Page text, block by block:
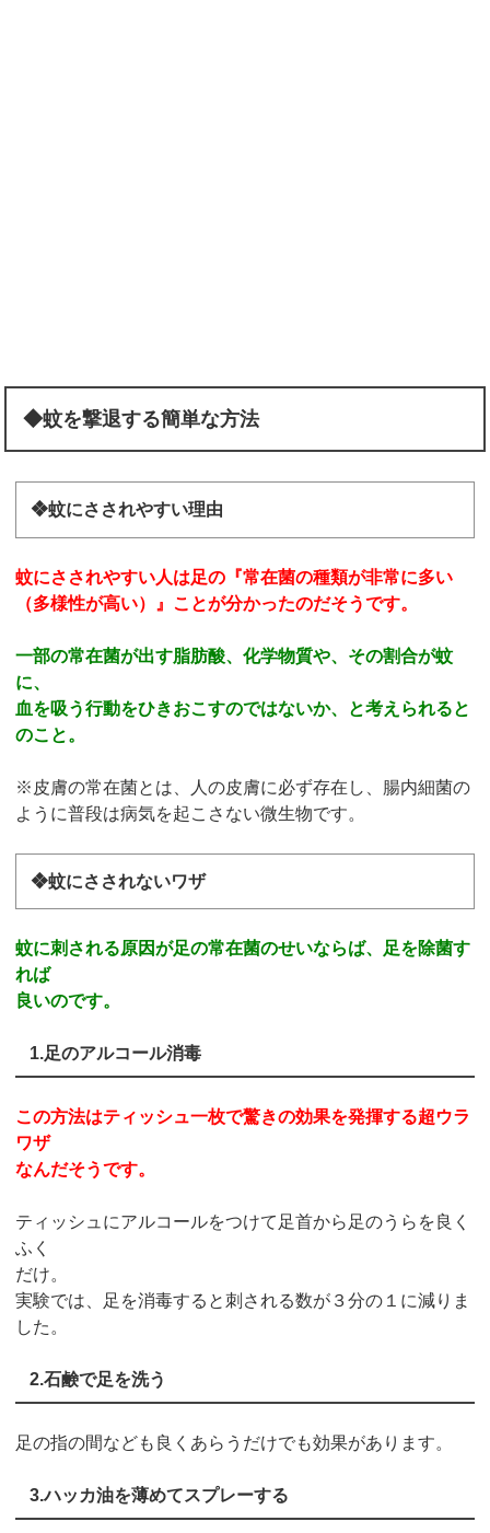
◆蚊を撃退する簡単な方法
❖蚊にさされやすい理由
蚊にさされやすい人は足の『常在菌の種類が非常に多い
（多様性が高い）』ことが分かったのだそうです。
一部の常在菌が出す脂肪酸、化学物質や、その割合が蚊
に、
血を吸う行動をひきおこすのではないか、と考えられると
のこと。
※皮膚の常在菌とは、人の皮膚に必ず存在し、腸内細菌の
ように普段は病気を起こさない微生物です。
❖蚊にさされないワザ
蚊に刺される原因が足の常在菌のせいならば、足を除菌す
れば
良いのです。
1.足のアルコール消毒
この方法はティッシュ一枚で驚きの効果を発揮する超ウラ
ワザ
なんだそうです。
ティッシュにアルコールをつけて足首から足のうらを良く
ふく
だけ。
実験では、足を消毒すると刺される数が３分の１に減りま
した。
2.石鹸で足を洗う
足の指の間なども良くあらうだけでも効果があります。
3.ハッカ油を薄めてスプレーする